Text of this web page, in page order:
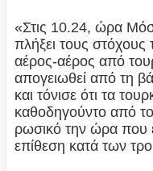
«Στις 10.24, ώρα
πλήξει τους
αέρος-αέρος από
απογειωθεί από τη
και τόνισε ότι τα
καθοδηγούντο από
ρωσικό την ώρα που
επίθεση κατά των